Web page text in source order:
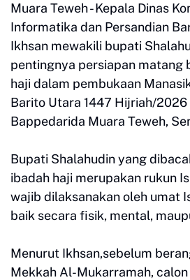
Muara Teweh - Kepala Dinas
Informatika dan Persandian
Ikhsan mewakili bupati
pentingnya persiapan matang
haji dalam pembukaan
Barito Utara 1447 Hijriah/2026
Bappedarida Muara Teweh,
Bupati Shalahudin yang
ibadah haji merupakan rukun
wajib dilaksanakan oleh umat
baik secara fisik, mental,
Menurut Ikhsan,sebelum
Mekkah Al-Mukarramah,